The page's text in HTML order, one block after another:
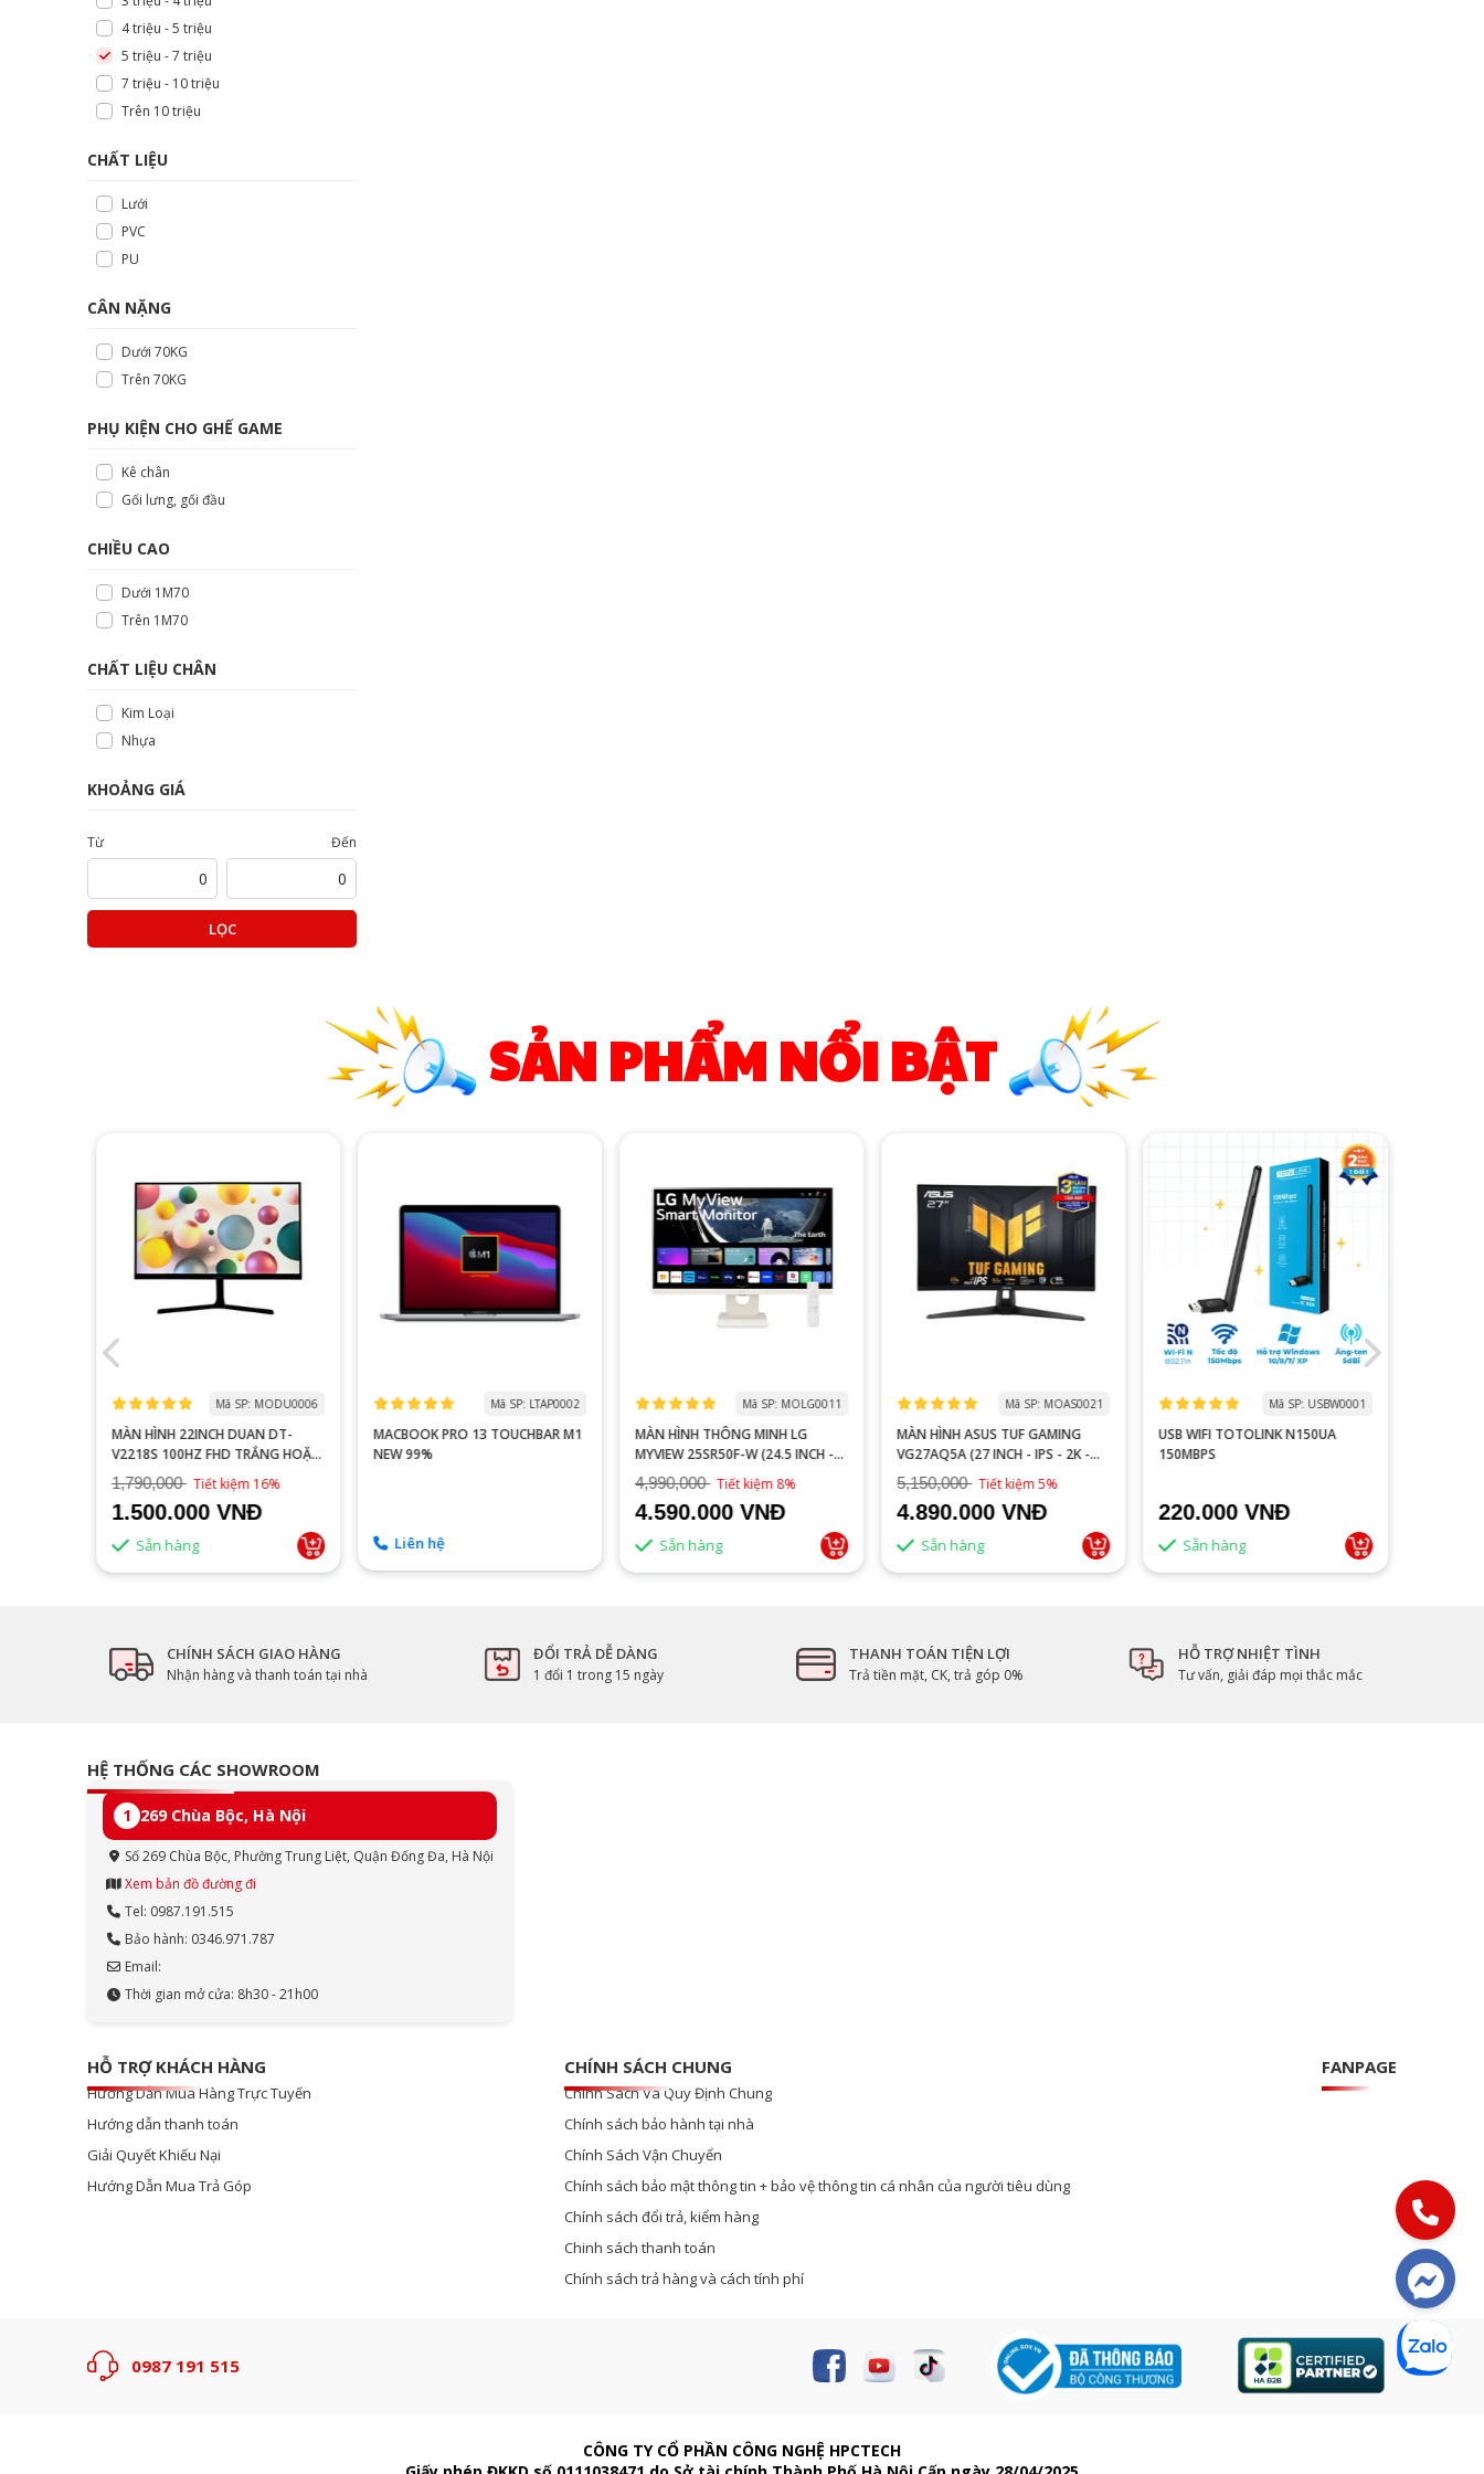
4 triệu - 5 triệu
5 triệu - 7 triệu
7 triệu - 10 triệu
Trên 10 triệu
CHẤT LIỆU
Lưới
PVC
PU
CÂN NẶNG
Dưới 70KG
Trên 70KG
PHỤ KIỆN CHO GHẾ GAME
Kê chân
Gối lưng, gối đầu
CHIỀU CAO
Dưới 1M70
Trên 1M70
CHẤT LIỆU CHÂN
Kim Loại
Nhựa
KHOẢNG GIÁ
Từ Đến
LỌC
SẢN PHẨM NỔI BẬT
Mã SP: MODU0006
MÀN HÌNH 22INCH DUAN DT-
V2218S 100HZ FHD TRẮNG HOẶC
ĐEN
1,790,000 Tiết kiệm 16%
1.500.000 VNĐ
Sẵn hàng
Mã SP: LTAP0002
MACBOOK PRO 13 TOUCHBAR M1
NEW 99%
Liên hệ
Mã SP: MOLG0011
MÀN HÌNH THÔNG MINH LG
MYVIEW 25SR50F-W (24.5 INCH -
IPS - FHD - 8MS - WEBOS)
4,990,000 Tiết kiệm 8%
4.590.000 VNĐ
Sẵn hàng
Mã SP: MOAS0021
MÀN HÌNH ASUS TUF GAMING
VG27AQ5A (27 INCH - IPS - 2K -
210HZ - 1MS - SPEAKER
5,150,000 Tiết kiệm 5%
4.890.000 VNĐ
Sẵn hàng
Mã SP: USBW0001
USB WIFI TOTOLINK N150UA
150MBPS
220.000 VNĐ
Sẵn hàng
CHÍNH SÁCH GIAO HÀNG
Nhận hàng và thanh toán tại nhà
ĐỔI TRẢ DỄ DÀNG
1 đổi 1 trong 15 ngày
THANH TOÁN TIỆN LỢI
Trả tiền mặt, CK, trả góp 0%
HỖ TRỢ NHIỆT TÌNH
Tư vấn, giải đáp mọi thắc mắc
HỆ THỐNG CÁC SHOWROOM
1 269 Chùa Bộc, Hà Nội
Số 269 Chùa Bộc, Phường Trung Liệt, Quận Đống Đa, Hà Nội
Xem bản đồ đường đi
Tel: 0987.191.515
Bảo hành: 0346.971.787
Email:
Thời gian mở cửa: 8h30 - 21h00
HỖ TRỢ KHÁCH HÀNG
Hướng Dẫn Mua Hàng Trực Tuyến
Hướng dẫn thanh toán
Giải Quyết Khiếu Nại
Hướng Dẫn Mua Trả Góp
CHÍNH SÁCH CHUNG
Chính Sách Và Quy Định Chung
Chính sách bảo hành tại nhà
Chính Sách Vận Chuyển
Chính sách bảo mật thông tin + bảo vệ thông tin cá nhân của người tiêu dùng
Chính sách đổi trả, kiểm hàng
Chinh sách thanh toán
Chính sách trả hàng và cách tính phí
FANPAGE
0987 191 515
CÔNG TY CỔ PHẦN CÔNG NGHỆ HPCTECH